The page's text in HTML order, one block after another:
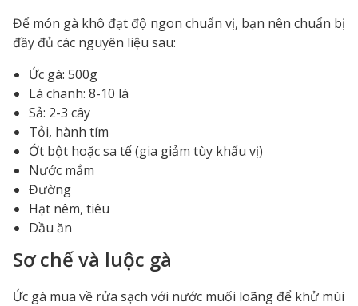
Để món gà khô đạt độ ngon chuẩn vị, bạn nên chuẩn bị
đầy đủ các nguyên liệu sau:
Ức gà: 500g
Lá chanh: 8-10 lá
Sả: 2-3 cây
Tỏi, hành tím
Ớt bột hoặc sa tế (gia giảm tùy khẩu vị)
Nước mắm
Đường
Hạt nêm, tiêu
Dầu ăn
Sơ chế và luộc gà
Ức gà mua về rửa sạch với nước muối loãng để khử mùi